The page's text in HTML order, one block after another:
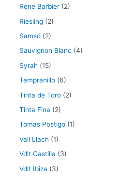
Rene Barbier (2)
Riesling (2)
Samsó (2)
Sauvignon Blanc (4)
Syrah (15)
Tempranillo (6)
Tinta de Toro (2)
Tinta Fina (2)
Tomas Postigo (1)
Vall Llach (1)
Vdlt Castilla (3)
Vdlt Ibiza (3)